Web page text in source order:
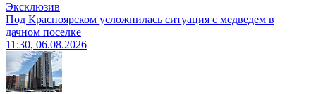
Эксклюзив
Под Красноярском усложнилась ситуация с медведем в
дачном поселке
11:30, 06.08.2026